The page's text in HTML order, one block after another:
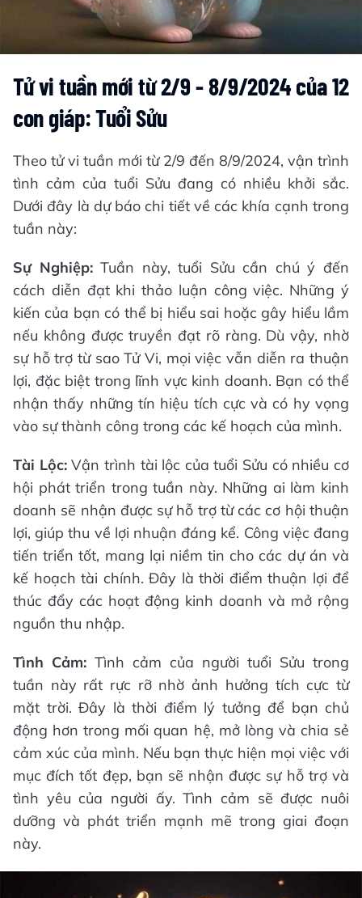
Tử vi tuần mới từ 2/9 - 8/9/2024 của 12
con giáp: Tuổi Sửu
Theo tử vi tuần mới từ 2/9 đến 8/9/2024, vận trình
tình cảm của tuổi Sửu đang có nhiều khởi sắc.
Dưới đây là dự báo chi tiết về các khía cạnh trong
tuần này:
Sự Nghiệp:Tuần này, tuổi Sửu cần chú ý đến
cách diễn đạt khi thảo luận công việc. Những ý
kiến của bạn có thể bị hiểu sai hoặc gây hiểu lầm
nếu không được truyền đạt rõ ràng. Dù vậy, nhờ
sự hỗ trợ từ sao Tử Vi, mọi việc vẫn diễn ra thuận
lợi, đặc biệt trong lĩnh vực kinh doanh. Bạn có thể
nhận thấy những tín hiệu tích cực và có hy vọng
vào sự thành công trong các kế hoạch của mình.
Tài Lộc:Vận trình tài lộc của tuổi Sửu có nhiều cơ
hội phát triển trong tuần này. Những ai làm kinh
doanh sẽ nhận được sự hỗ trợ từ các cơ hội thuận
lợi, giúp thu về lợi nhuận đáng kể. Công việc đang
tiến triển tốt, mang lại niềm tin cho các dự án và
kế hoạch tài chính. Đây là thời điểm thuận lợi để
thúc đẩy các hoạt động kinh doanh và mở rộng
nguồn thu nhập.
Tình Cảm: Tình cảm của người tuổi Sửu trong
tuần này rất rực rỡ nhờ ảnh hưởng tích cực từ
mặt trời. Đây là thời điểm lý tưởng để bạn chủ
động hơn trong mối quan hệ, mở lòng và chia sẻ
cảm xúc của mình. Nếu bạn thực hiện mọi việc với
mục đích tốt đẹp, bạn sẽ nhận được sự hỗ trợ và
tình yêu của người ấy. Tình cảm sẽ được nuôi
dưỡng và phát triển mạnh mẽ trong giai đoạn
này.